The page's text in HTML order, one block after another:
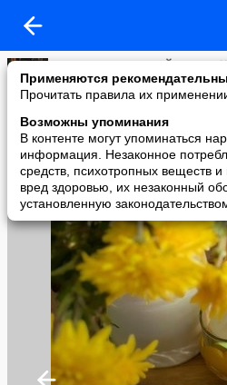
Применяются
Прочитать правила их
Возможны упоминания
В контенте могут упоминаться
информация. Незаконное
средств, психотропных веществ
вред здоровью, их незаконный
установленную
Виртуальная КОФЕЙНЯ @
added a photo
04 Jun в 12:48